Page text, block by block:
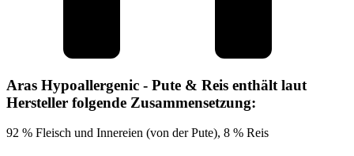
Aras Hypoallergenic - Pute & Reis enthält laut
Hersteller folgende Zusammensetzung:
92 % Fleisch und Innereien (von der Pute), 8 % Reis